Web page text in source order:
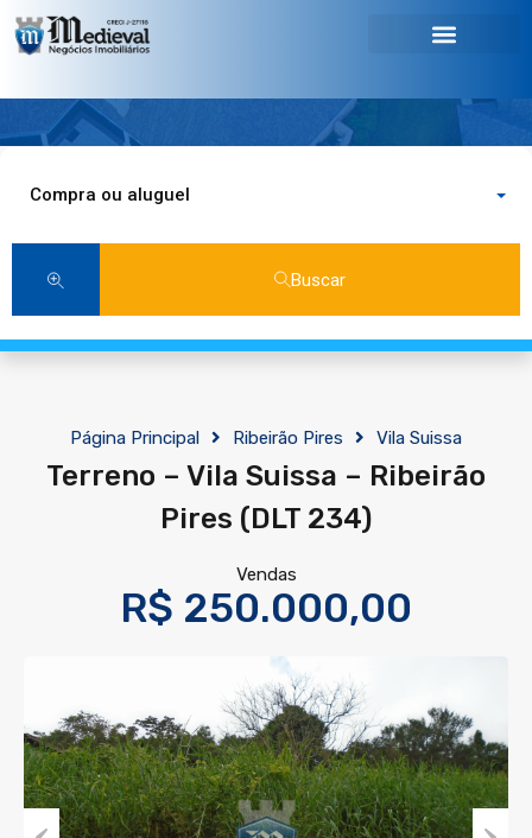
Compra ou aluguel
Buscar
Página Principal Ribeirão Pires Vila Suissa
Terreno – Vila Suissa – Ribeirão
Pires (DLT 234)
Vendas
R$ 250.000,00